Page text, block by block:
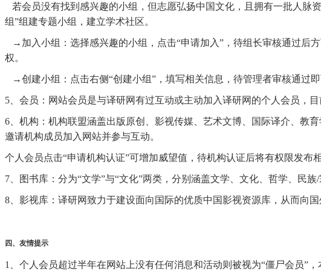
若会员没有找到感兴趣的小组，但志愿弘扬中国文化，且拥有一批人脉
组”组建专题小组，建立学术社区。
→加入小组：选择感兴趣的小组，点击“申请加入”，待组长审核通过后
权。
→创建小组：点击右侧“创建小组”，填写相关信息，待管理者审核通过即
5、会员：网站会员是与译研网有过互动或主动加入译研网的个人会员，目
6、机构：机构联盟涵盖出版原创、影视传媒、艺术文博、国际译介、教
邀请机构成员加入网站并参与互动。
个人会员点击“申请机构认证”可增加威望值，待机构认证后将有权限发布
7、图书库：分为“文学”与“文化”两类，分别涵盖文学、文化、哲学、民
8、影视库：译研网致力于建设面向国际的优质中国影视资源库，从而向
四、友情提示
1、个人会员超过半年在网站上没有任何消息和活动则被视为“僵尸会员”